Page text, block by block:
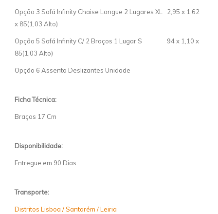
Opção 3 Sofá Infinity Chaise Longue 2 Lugares XL 2,95 x 1,62
x 85(1,03 Alto)
Opção 5 Sofá Infinity C/ 2 Braços 1 Lugar S 94 x 1,10 x
85(1,03 Alto)
Opção 6 Assento Deslizantes Unidade
Ficha Técnica:
Braços 17 Cm
Disponibilidade:
Entregue em 90 Dias
Transporte:
Distritos Lisboa / Santarém / Leiria